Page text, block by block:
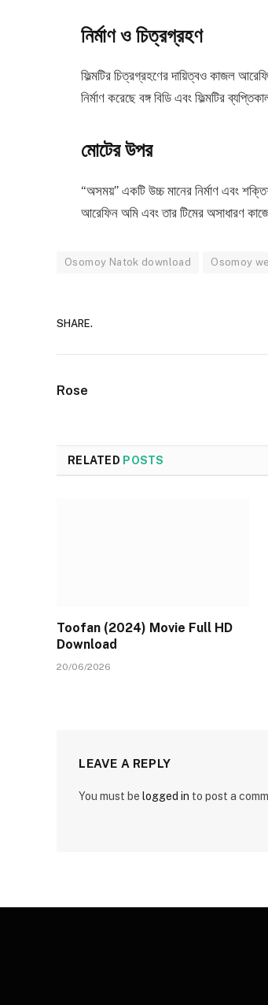
নির্মাণ ও চিত্রগ্রহণ
ফিল্মটির চিত্রগ্রহণের দায়িত্বও কাজল
নির্মাণ করেছে বঙ্গ বিডি এবং ফিল্মটির
মোটের উপর
“অসময়” একটি উচ্চ মানের নির্মাণ এবং
আরেফিন অমি এবং তার টিমের অসাধারণ
Osomoy Natok download Osomoy
SHARE.
Rose
RELATED POSTS
Toofan (2024) Movie Full HD
Download
20/06/2026
LEAVE A REPLY
You must be logged in to post a